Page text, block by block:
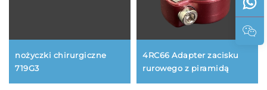
nożyczki chirurgiczne
719G3
4RC66 Adapter zacisku
rurowego z piramidą